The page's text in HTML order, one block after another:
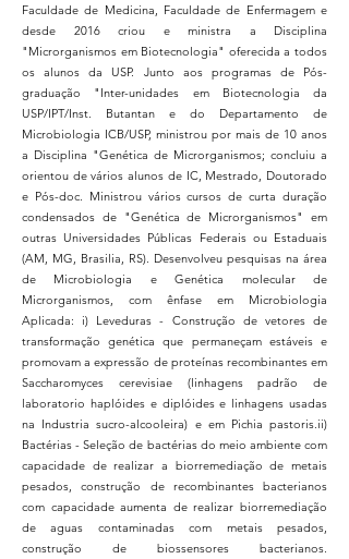
Faculdade de Medicina, Faculdade de Enfermagem e
desde 2016 criou e ministra a Disciplina
"Microrganismos em Biotecnologia" oferecida a todos
os alunos da USP. Junto aos programas de Pós-
graduação "Inter-unidades em Biotecnologia da
USP/IPT/Inst. Butantan e do Departamento de
Microbiologia ICB/USP, ministrou por mais de 10 anos
a Disciplina "Genética de Microrganismos; concluiu a
orientou de vários alunos de IC, Mestrado, Doutorado
e Pós-doc. Ministrou vários cursos de curta duração
condensados de "Genética de Microrganismos" em
outras Universidades Públicas Federais ou Estaduais
(AM, MG, Brasilia, RS). Desenvolveu pesquisas na área
de Microbiologia e Genética molecular de
Microrganismos, com ênfase em Microbiologia
Aplicada: i) Leveduras - Construção de vetores de
transformação genética que permaneçam estáveis e
promovam a expressão de proteínas recombinantes em
Saccharomyces cerevisiae (linhagens padrão de
laboratorio haplóides e diplóides e linhagens usadas
na Industria sucro-alcooleira) e em Pichia pastoris.ii)
Bactérias - Seleção de bactérias do meio ambiente com
capacidade de realizar a biorremediação de metais
pesados, construção de recombinantes bacterianos
com capacidade aumenta de realizar biorremediação
de aguas contaminadas com metais pesados,
construção de biossensores bacterianos.